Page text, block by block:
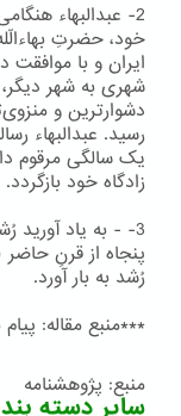
2- عبدالبهاء
خود، حضرتِ
ایران و با موافقت
شهری به شهر
دشوارترین و
رسید. عبدالبهاء
یک سالگی مرقوم
زادگاه خود بازگردد.
3- - به یاد
پنجاه از قرنِ
رُشد به بار آورد.
***منبع مقاله: پیام
منبع: پژوهشنامه
سایر دسته